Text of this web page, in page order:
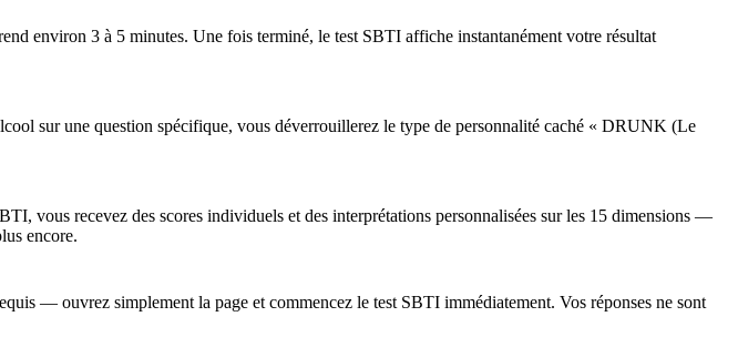
environ 3 à 5 minutes. Une fois terminé, le test SBTI affiche instantanément votre résultat
sur une question spécifique, vous déverrouillerez le type de personnalité caché « DRUNK (Le
vous recevez des scores individuels et des interprétations personnalisées sur les 15 dimensions —
encore.
— ouvrez simplement la page et commencez le test SBTI immédiatement. Vos réponses ne sont